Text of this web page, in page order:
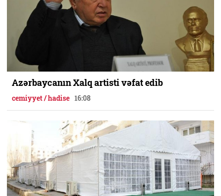
Azərbaycanın Xalq artisti vəfat edib
cemiyyet / hadise 16:08